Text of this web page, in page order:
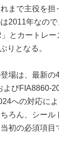
まで主役を担
2011年なの
とカートレ
りとなる。
場は、最新の
よびFIA8860-
への対応に
ろん、シール
初の必須項目